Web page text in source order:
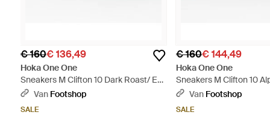
€ 160€ 136,49
Hoka One One
Sneakers M Clifton 10 Dark Roast/ Eur
- Groen
Van Footshop
SALE
€ 160€ 144,49
Hoka One One
Sneakers M Clifton 10
Night Eur - Blauw
Van Footshop
SALE